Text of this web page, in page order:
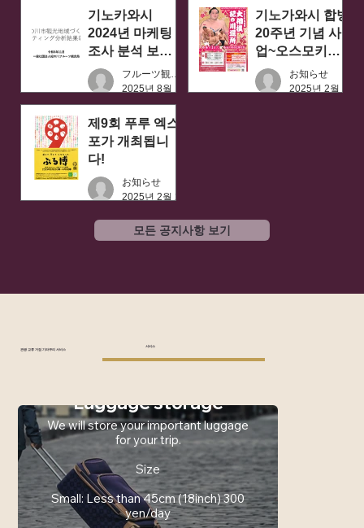
기노카와시
2024년 마케팅
조사 분석 보고
서
フルーツ観光局
2025년 8월 19일
기노가와시 합병
20주년 기념 사
업~오스모키의
강 장소~お知らせ
2025년 2월 24일
제9회 푸루 엑스
포가 개최됩니
다!
お知らせ
2025년 2월 24일
모든 공지사항 보기
서비스
관광 교류 거점 기라쿠리 서비스
Luggage storage
We will store your important luggage
for your trip.
Size
Small: Less than 45cm (18inch) 300
yen/day